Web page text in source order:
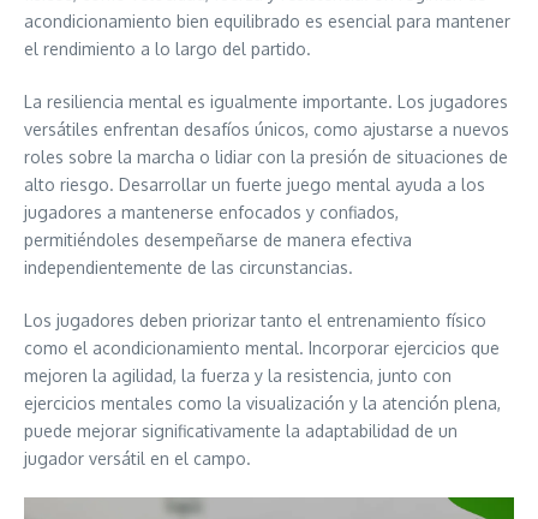
acondicionamiento bien equilibrado es esencial para mantener
el rendimiento a lo largo del partido.
La resiliencia mental es igualmente importante. Los jugadores
versátiles enfrentan desafíos únicos, como ajustarse a nuevos
roles sobre la marcha o lidiar con la presión de situaciones de
alto riesgo. Desarrollar un fuerte juego mental ayuda a los
jugadores a mantenerse enfocados y confiados,
permitiéndoles desempeñarse de manera efectiva
independientemente de las circunstancias.
Los jugadores deben priorizar tanto el entrenamiento físico
como el acondicionamiento mental. Incorporar ejercicios que
mejoren la agilidad, la fuerza y la resistencia, junto con
ejercicios mentales como la visualización y la atención plena,
puede mejorar significativamente la adaptabilidad de un
jugador versátil en el campo.